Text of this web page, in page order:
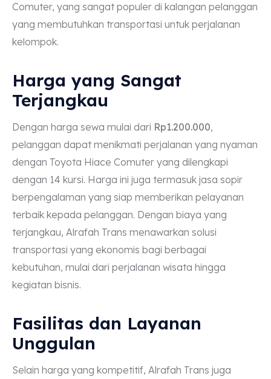
Comuter, yang sangat populer di kalangan pelanggan
yang membutuhkan transportasi untuk perjalanan
kelompok.
Harga yang Sangat
Terjangkau
Dengan harga sewa mulai dari Rp1.200.000,
pelanggan dapat menikmati perjalanan yang nyaman
dengan Toyota Hiace Comuter yang dilengkapi
dengan 14 kursi. Harga ini juga termasuk jasa sopir
berpengalaman yang siap memberikan pelayanan
terbaik kepada pelanggan. Dengan biaya yang
terjangkau, Alrafah Trans menawarkan solusi
transportasi yang ekonomis bagi berbagai
kebutuhan, mulai dari perjalanan wisata hingga
kegiatan bisnis.
Fasilitas dan Layanan
Unggulan
Selain harga yang kompetitif, Alrafah Trans juga